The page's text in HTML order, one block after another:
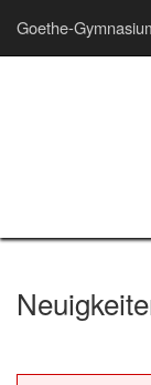
Goethe-